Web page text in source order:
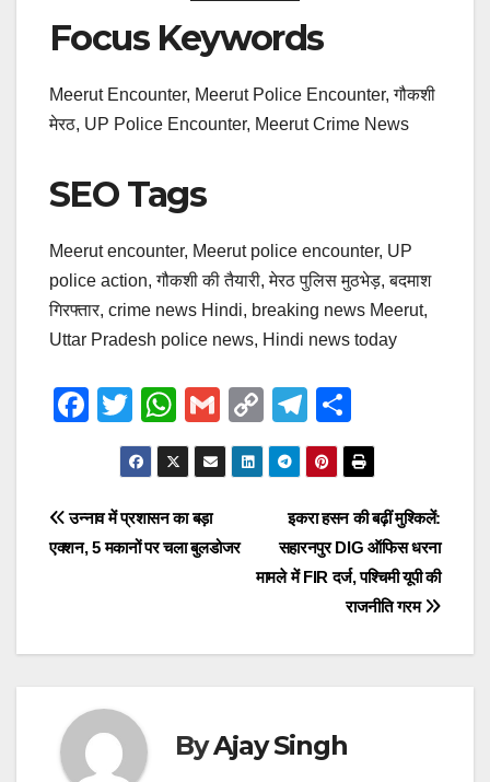
Focus Keywords
Meerut Encounter, Meerut Police Encounter, गौकशी
मेरठ, UP Police Encounter, Meerut Crime News
SEO Tags
Meerut encounter, Meerut police encounter, UP
police action, गौकशी की तैयारी, मेरठ पुलिस मुठभेड़, बदमाश
गिरफ्तार, crime news Hindi, breaking news Meerut,
Uttar Pradesh police news, Hindi news today
F
e
b
k
T
wi
tt
er
W
h
at
s
A
G
m
ail
C
o
p
Li
n
T
el
e
gr
a
m
h
ar
e
Post
navigation
इकरा हसन की बढ़ीं मुश्किलें:
सहारनपुर DIG ऑफिस धरना
मामले में FIR दर्ज, पश्चिमी यूपी की
राजनीति गरम
उन्नाव में प्रशासन का बड़ा
एक्शन, 5 मकानों पर चला बुलडोजर
ByAjay Singh